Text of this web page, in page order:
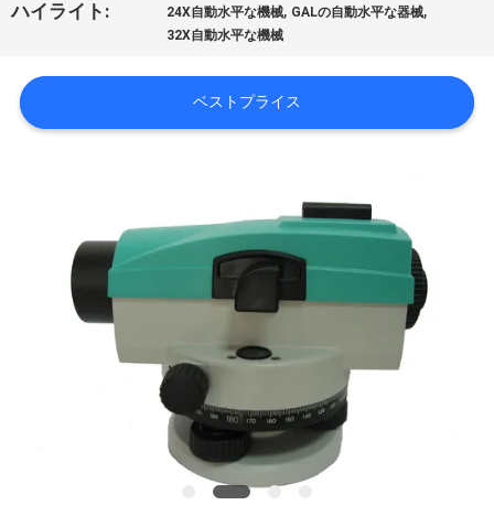
工
場
ハイライト: 24X自動水平な機械, GALの自動水平な器械,
32X自動水平な機械
ベストプライス